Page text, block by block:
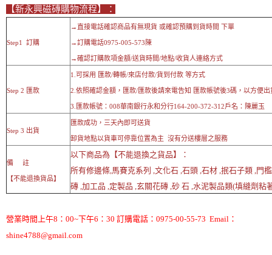
【新永興磁磚購物流程】：
Step1 訂購
→直接電話確認商品有無現貨 或確認預購到貨時間 下單
→訂購電話0975-005-573陳
→確認訂購款項金額/送貨時間/地點/收貨人連絡方式
Step 2 匯款
1.可採用 匯款/轉帳/來店付款/貨到付款 等方式
2.依照確認金額，匯款/匯款後請來電告知 匯款帳號後3碼，以方便出
3.匯款帳號：008華南銀行永和分行164-200-372-312戶名：陳麗玉
Step 3 出貨
匯款成功，三天內即可送貨
卸貨地點以貨車可停靠位置為主 沒有分送樓層之服務
備 註
【不能退換貨品】
以下商品為【不能退換之貨品】：
所有修邊條,馬賽克系列 ,文化石 ,石頭 ,石材 ,抿石子類 ,門
磚 ,加工品 ,定製品 ,玄關花磚 ,砂 石 ,水泥製品類(填縫劑粘
營業時間上午8：00~下午6：30 訂購電話：0975-00-55-73 Email：
shine4788@gmail.com